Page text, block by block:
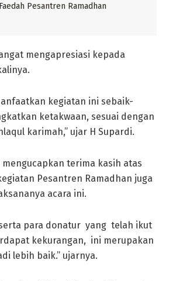
Pesantren Ramadhan
mengapresiasi kepada
kegiatan ini sebaik-
ketakwaan, sesuai dengan
karimah,” ujar H Supardi.
terima kasih atas
Pesantren Ramadhan juga
acara ini.
para donatur yang telah ikut
kekurangan, ini merupakan
lebih baik.” ujarnya.